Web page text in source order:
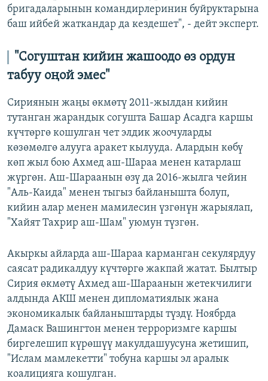
бригадаларынын командирлеринин буйруктарына
баш ийбей жаткандар да кездешет", - дейт эксперт.
"Согуштан кийин жашоодо өз ордун
табуу оңой эмес"
Сириянын жаңы өкмөтү 2011-жылдан кийин
тутанган жарандык согушта Башар Асадга каршы
күчтөргө кошулган чет элдик жоочуларды
көзөмөлгө алууга аракет кылууда. Алардын көбү
көп жыл бою Ахмед аш-Шараа менен катарлаш
жүргөн. Аш-Шараанын өзү да 2016-жылга чейин
"Аль-Каида" менен тыгыз байланышта болуп,
кийин алар менен мамилесин үзгөнүн жарыялап,
"Хайят Тахрир аш-Шам" уюмун түзгөн.
Акыркы айларда аш-Шараа карманган секулярдуу
саясат радикалдуу күчтөргө жакпай жатат. Былтыр
Сирия өкмөтү Ахмед аш-Шараанын жетекчилиги
алдында АКШ менен дипломатиялык жана
экономикалык байланыштарды түздү. Ноябрда
Дамаск Вашингтон менен терроризмге каршы
биргелешип күрөшүү макулдашуусуна жетишип,
"Ислам мамлекетти" тобуна каршы эл аралык
коалицияга кошулган.